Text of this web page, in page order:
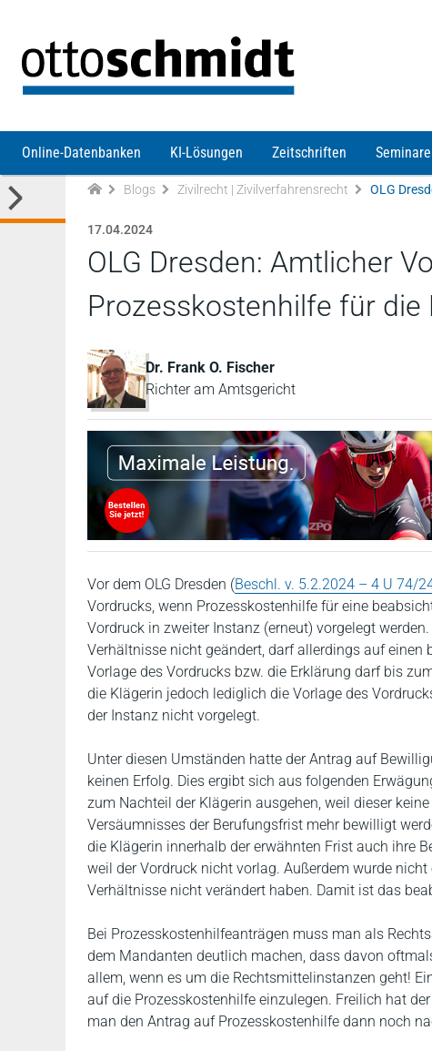
Online-Datenbanken KI-Lösungen Zeitschriften Seminare
Blogs Zivilrecht | Zivilverfahrensrecht
17.04.2024
OLG Dresden: Amtlicher
Prozesskostenhilfe für
Dr. Frank O. Fischer
Richter am Amtsgericht
Vor dem OLG Dresden (Beschl. v. 5.2.2024 – 4 U 74/
Vordrucks, wenn Prozesskostenhilfe für eine
Vordruck in zweiter Instanz (erneut) vorgelegt
Verhältnisse nicht geändert, darf allerdings auf einen
Vorlage des Vordrucks bzw. die Erklärung darf bis
die Klägerin jedoch lediglich die Vorlage des
der Instanz nicht vorgelegt.
Unter diesen Umständen hatte der Antrag auf
keinen Erfolg. Dies ergibt sich aus folgenden
zum Nachteil der Klägerin ausgehen, weil dieser
Versäumnisses der Berufungsfrist mehr bewilligt
die Klägerin innerhalb der erwähnten Frist auch ihre
weil der Vordruck nicht vorlag. Außerdem wurde
Verhältnisse nicht verändert haben. Damit ist das
Bei Prozesskostenhilfeanträgen muss man als
dem Mandanten deutlich machen, dass davon
allem, wenn es um die Rechtsmittelinstanzen geht!
auf die Prozesskostenhilfe einzulegen. Freilich hat
man den Antrag auf Prozesskostenhilfe dann noch